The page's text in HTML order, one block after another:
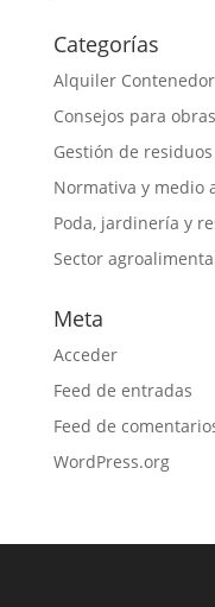
Categorías
Alquiler
Consejos para
Gestión de residuos
Normativa y medio
Poda, jardinería y
Sector
Meta
Acceder
Feed de entradas
Feed de
WordPress.org